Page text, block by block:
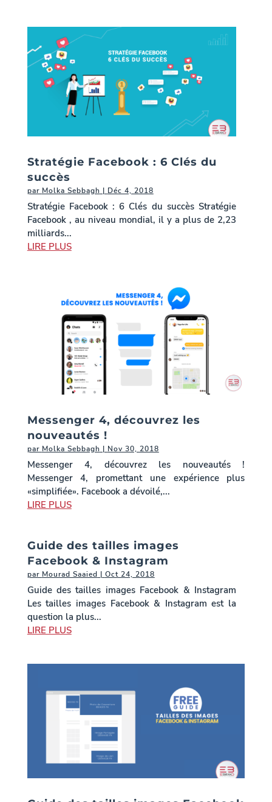
Stratégie Facebook : 6 Clés du
succès
par Molka Sebbagh | Déc 4, 2018
Stratégie Facebook : 6 Clés du succès Stratégie
Facebook , au niveau mondial, il y a plus de 2,23
milliards...
LIRE PLUS
Messenger 4, découvrez les
nouveautés !
par Molka Sebbagh | Nov 30, 2018
Messenger 4, découvrez les nouveautés !
Messenger 4, promettant une expérience plus
«simplifiée». Facebook a dévoilé,...
LIRE PLUS
Guide des tailles images
Facebook & Instagram
par Mourad Saaied | Oct 24, 2018
Guide des tailles images Facebook & Instagram
Les tailles images Facebook & Instagram est la
question la plus...
LIRE PLUS